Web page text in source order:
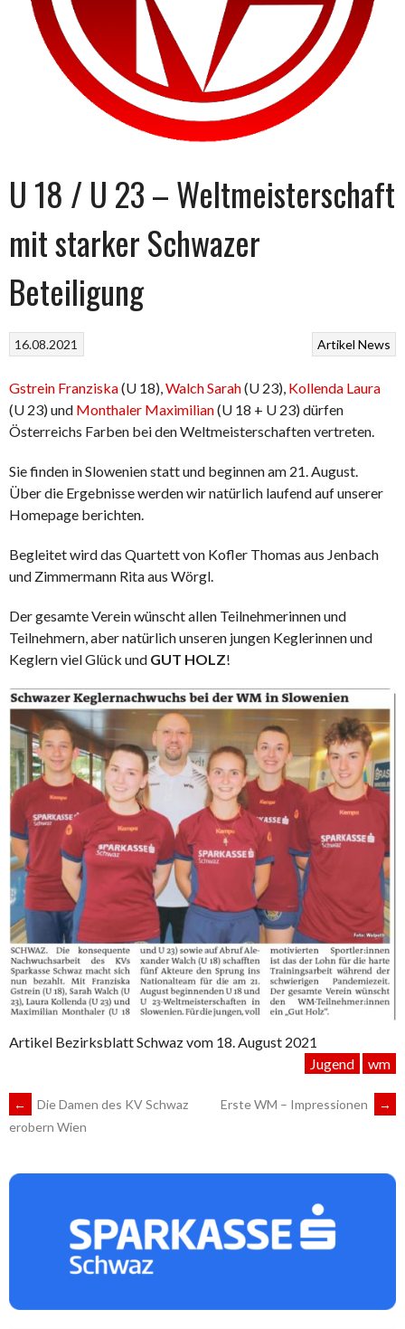
U 18 / U 23 – Weltmeisterschaft
mit starker Schwazer
Beteiligung
Artikel News
16.08.2021
Gstrein Franziska(U 18), Walch Sarah(U 23), Kollenda Laura
(U 23) und Monthaler Maximilian(U 18 + U 23) dürfen
Österreichs Farben bei den Weltmeisterschaften vertreten.
Sie finden in Slowenien statt und beginnen am 21. August.
Über die Ergebnisse werden wir natürlich laufend auf unserer
Homepage berichten.
Begleitet wird das Quartett von Kofler Thomas aus Jenbach
und Zimmermann Rita aus Wörgl.
Der gesamte Verein wünscht allen Teilnehmerinnen und
Teilnehmern, aber natürlich unseren jungen Keglerinnen und
Keglern viel Glück und GUT HOLZ!
Artikel Bezirksblatt Schwaz vom 18. August 2021
Jugend
wm
ARTIKEL-
NAVIGATION
←
Die Damen des KV Schwaz
erobern Wien
Erste WM – Impressionen →